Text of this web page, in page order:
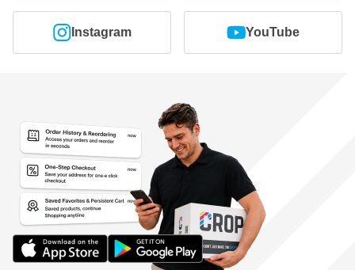
Instagram YouTube